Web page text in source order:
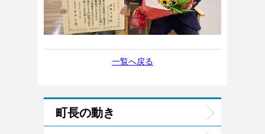
一覧へ戻る
町長の動き